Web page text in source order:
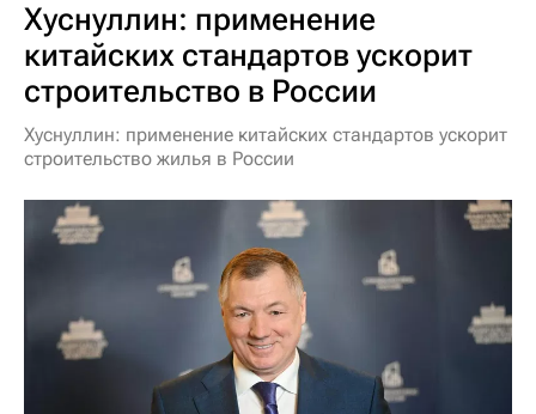
Хуснуллин: применение
китайских стандартов ускорит
строительство в России
Хуснуллин: применение китайских стандартов ускорит
строительство жилья в России